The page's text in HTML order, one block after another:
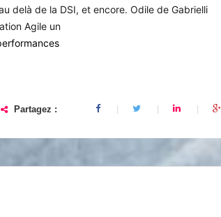
delà de la DSI, et encore. Odile de Gabrielli
Agile un
Partagez :